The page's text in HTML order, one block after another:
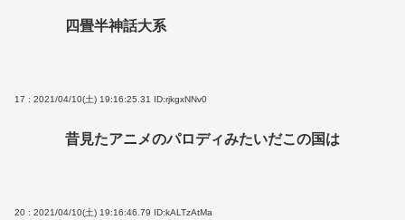
四畳半神話大系
17 : 2021/04/10(土) 19:16:25.31 ID:rjkgxNNv0
昔見たアニメのパロディみたいだこの国は
20 : 2021/04/10(土) 19:16:46.79 ID:kALTzAtMa